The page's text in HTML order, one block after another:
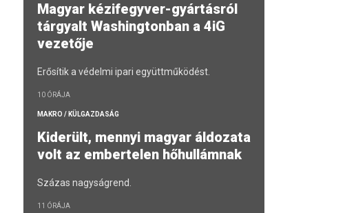
Magyar kézifegyver-gyártásról
tárgyalt Washingtonban a 4iG
vezetője
Erősítik a védelmi ipari együttműködést.
10 ÓRÁJA
MAKRO / KÜLGAZDASÁG
Kiderült, mennyi magyar áldozata
volt az embertelen hőhullámnak
Százas nagyságrend.
11 ÓRÁJA